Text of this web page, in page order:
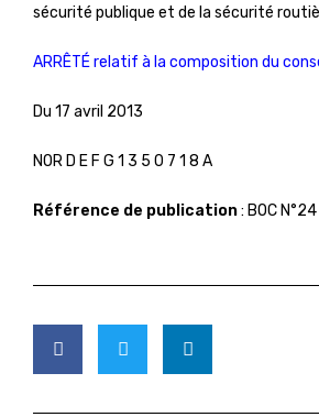
sécurité publique et de la sécurité
ARRÊTÉ relatif à la composition du
Du 17 avril 2013
NOR D E F G 1 3 5 0 7 1 8 A
Référence de publication: BOC